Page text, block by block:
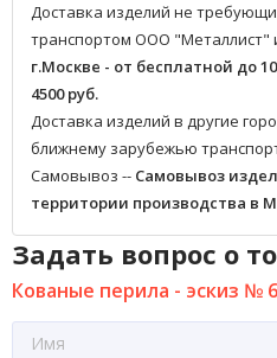
Доставка изделий не
транспортом ООО "Металлист"
г.Москве - от бесплатной до
4500 руб.
Доставка изделий в другие
ближнему зарубежью
Самовывоз -- Самовывоз
территории производства в
Задать вопрос о
Кованые перила - эскиз №